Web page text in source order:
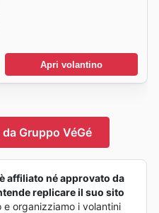
Apri volantino
Gruppo VéGé
affiliato né approvato da
replicare il suo sito
e organizziamo i volantini